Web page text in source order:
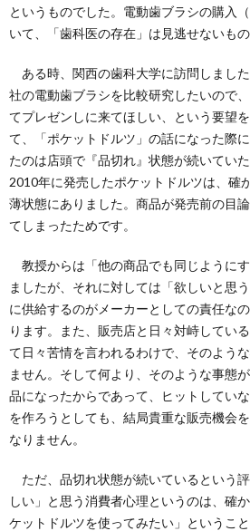
というものでした。電動歯ブラシの購入
いて、「歯科医の存在」は見逃せないもの
ある時、関西の歯科大学に訪問しまし
社の電動歯ブラシを比較研究したいので
てプレゼンしに来てほしい、という要望
て、「ポケットドルツ」の話になった際
たのは店頭で『品切れ』状態が続いてい
2010年に発売したポケットドルツは、確
薄状態にありました。商品が発売前の目
てしまったためです。
教授からは「他の商品でも同じように
ましたが、それに対しては「欲しいと思
に供給するのがメーカーとしての責任な
ります。また、販売店と日々対峙してい
て日々苦情を言われるわけで、そのよう
ません。そして何より、そのような事態
品になったからであって、ヒットしてい
を作ろうとしても、結局貴重な販売機会
なりません。
ただ、品切れ状態が続いているという
しい」と思う消費者心理というのは、確
ケットドルツを使ってみたい」というこ